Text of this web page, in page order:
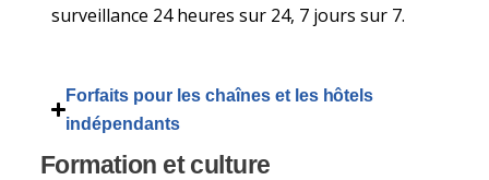
surveillance 24 heures sur 24, 7 jours sur 7.
Forfaits pour les chaînes et les hôtels
indépendants
Formation et culture